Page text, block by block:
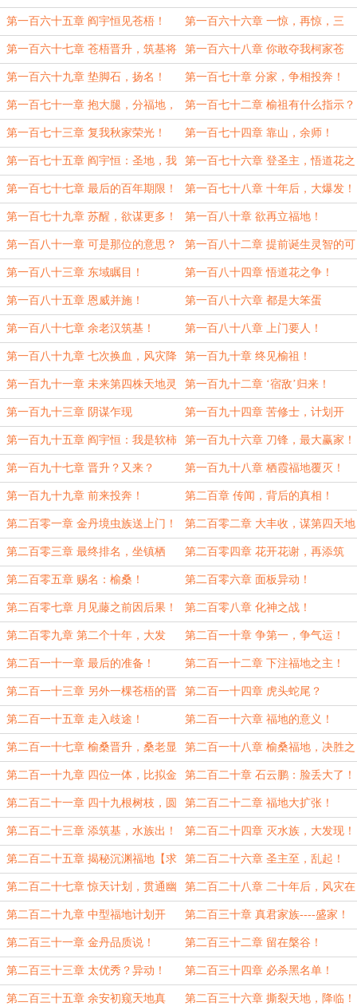
家！
第一百六十五章 阎宇恒见苍梧！ 第一百六十六章 一惊，再惊，三
惊！
第一百六十七章 苍梧晋升，筑基将
至！
第一百六十八章 你敢夺我柯家苍
梧？
第一百六十九章 垫脚石，扬名！ 第一百七十章 分家，争相投奔！
第一百七十一章 抱大腿，分福地，
搞建设！
第一百七十二章 榆祖有什么指示？
第一百七十三章 复我秋家荣光！ 第一百七十四章 靠山，余师！
第一百七十五章 阎宇恒：圣地，我
来了！
第一百七十六章 登圣主，悟道花之
争！
第一百七十七章 最后的百年期限！ 第一百七十八章 十年后，大爆发！
第一百七十九章 苏醒，欲谋更多！ 第一百八十章 欲再立福地！
第一百八十一章 可是那位的意思？ 第一百八十二章 提前诞生灵智的可
能！
第一百八十三章 东域瞩目！ 第一百八十四章 悟道花之争！
第一百八十五章 恩威并施！ 第一百八十六章 都是大笨蛋
第一百八十七章 余老汉筑基！ 第一百八十八章 上门要人！
第一百八十九章 七次换血，风灾降
临！
第一百九十章 终见榆祖！
第一百九十一章 未来第四株天地灵
根？
第一百九十二章 ‘宿敌’归来！
第一百九十三章 阴谋乍现 第一百九十四章 苦修士，计划开
始！
第一百九十五章 阎宇恒：我是软柿
子？
第一百九十六章 刀锋，最大赢家！
第一百九十七章 晋升？又来？ 第一百九十八章 栖霞福地覆灭！
第一百九十九章 前来投奔！ 第二百章 传闻，背后的真相！
第二百零一章 金丹境虫族送上门！ 第二百零二章 大丰收，谋第四天地
灵根！
第二百零三章 最终排名，坐镇栖
霞！
第二百零四章 花开花谢，再添筑
基！
第二百零五章 赐名：榆桑！ 第二百零六章 面板异动！
第二百零七章 月见藤之前因后果！ 第二百零八章 化神之战！
第二百零九章 第二个十年，大发
展！
第二百一十章 争第一，争气运！
第二百一十一章 最后的准备！ 第二百一十二章 下注福地之主！
第二百一十三章 另外一棵苍梧的晋
升！
第二百一十四章 虎头蛇尾？
第二百一十五章 走入歧途！ 第二百一十六章 福地的意义！
第二百一十七章 榆桑晋升，桑老显
威！
第二百一十八章 榆桑福地，决胜之
战！
第二百一十九章 四位一体，比拟金
丹！
第二百二十章 石云鹏：脸丢大了！
第二百二十一章 四十九根树枝，圆
满！
第二百二十二章 福地大扩张！
第二百二十三章 添筑基，水族出！ 第二百二十四章 灭水族，大发现！
第二百二十五章 揭秘沉渊福地【求
追读】
第二百二十六章 圣主至，乱起！
第二百二十七章 惊天计划，贯通幽
冥！
第二百二十八章 二十年后，风灾在
变强！
第二百二十九章 中型福地计划开
始！
第二百三十章 真君家族----盛家！
第二百三十一章 金丹品质说！ 第二百三十二章 留在槃谷！
第二百三十三章 太优秀？异动！ 第二百三十四章 必杀黑名单！
第二百三十五章 余安初窥天地真 第二百三十六章 撕裂天地，降临！